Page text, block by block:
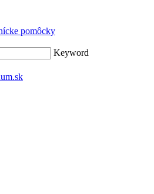
pomôcky
Keyword